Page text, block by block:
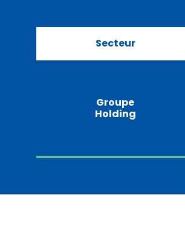
Secteur
Groupe
Holding